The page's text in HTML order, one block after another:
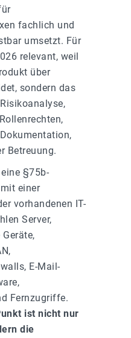
fachlich und
umsetzt. Für
relevant, weil
über
sondern das
Betreuung.
§75b-
einer
vorhandenen IT-
Server,
E-Mail-
Fernzugriffe.
ist nicht nur
die